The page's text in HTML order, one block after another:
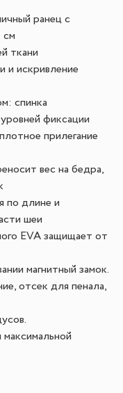
ранец с
см
ткани
и искривление
спинка
фиксации
прилегание
вес на бедра,
по длине и
шеи
EVA защищает от
магнитный замок.
отсек для пенала,